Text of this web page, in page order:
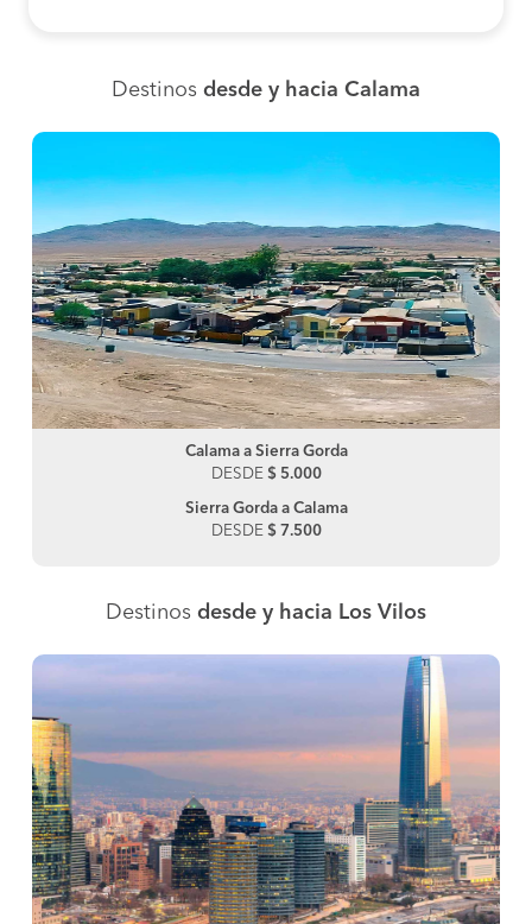
Destinos desde y hacia Calama
Calama a Sierra Gorda
DESDE $ 5.000
Sierra Gorda a Calama
DESDE $ 7.500
Destinos desde y hacia Los Vilos